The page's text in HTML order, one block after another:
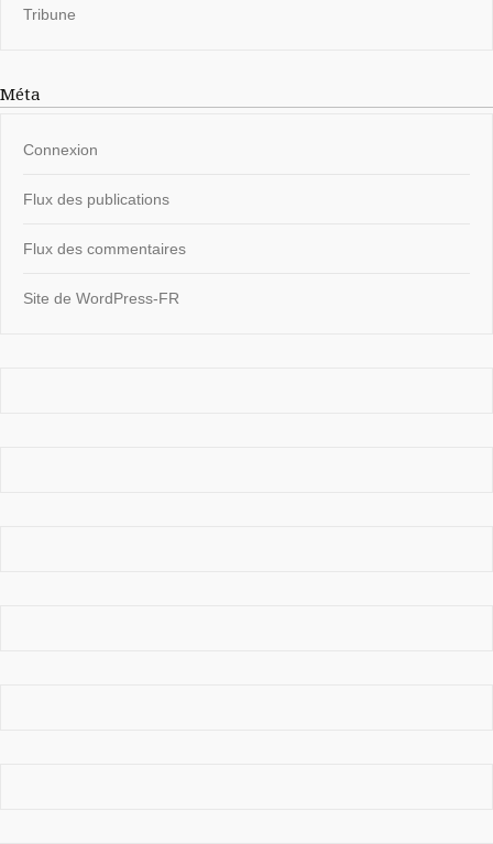
Tribune
Méta
Connexion
Flux des publications
Flux des commentaires
Site de WordPress-FR